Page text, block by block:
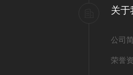
关于
公司
荣誉